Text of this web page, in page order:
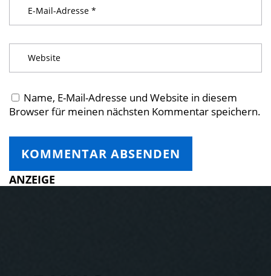
Name, E-Mail-Adresse und Website in diesem
Browser für meinen nächsten Kommentar speichern.
ANZEIGE